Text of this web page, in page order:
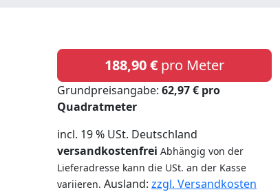
188,90 € pro Meter
Grundpreisangabe: 62,97 € pro
Quadratmeter
incl. 19 % USt. Deutschland
versandkostenfrei Abhängig von der
Lieferadresse kann die USt. an der Kasse
variieren. Ausland: zzgl. Versandkosten